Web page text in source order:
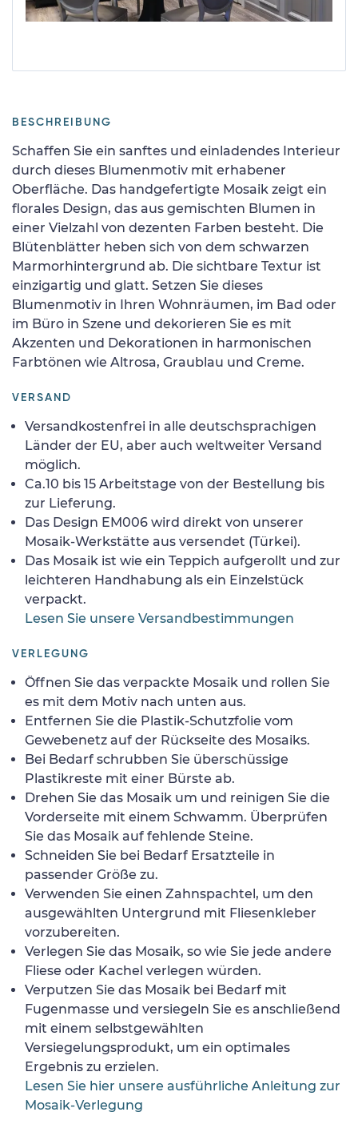
BESCHREIBUNG
Schaffen Sie ein sanftes und einladendes Interieur
durch dieses Blumenmotiv mit erhabener
Oberfläche. Das handgefertigte Mosaik zeigt ein
florales Design, das aus gemischten Blumen in
einer Vielzahl von dezenten Farben besteht. Die
Blütenblätter heben sich von dem schwarzen
Marmorhintergrund ab. Die sichtbare Textur ist
einzigartig und glatt. Setzen Sie dieses
Blumenmotiv in Ihren Wohnräumen, im Bad oder
im Büro in Szene und dekorieren Sie es mit
Akzenten und Dekorationen in harmonischen
Farbtönen wie Altrosa, Graublau und Creme.
VERSAND
Versandkostenfrei in alle deutschsprachigen
Länder der EU, aber auch weltweiter Versand
möglich.
Ca.10 bis 15 Arbeitstage von der Bestellung bis
zur Lieferung.
Das Design EM006 wird direkt von unserer
Mosaik-Werkstätte aus versendet (Türkei).
Das Mosaik ist wie ein Teppich aufgerollt und zur
leichteren Handhabung als ein Einzelstück
verpackt.
Lesen Sie unsere Versandbestimmungen
VERLEGUNG
Öffnen Sie das verpackte Mosaik und rollen Sie
es mit dem Motiv nach unten aus.
Entfernen Sie die Plastik-Schutzfolie vom
Gewebenetz auf der Rückseite des Mosaiks.
Bei Bedarf schrubben Sie überschüssige
Plastikreste mit einer Bürste ab.
Drehen Sie das Mosaik um und reinigen Sie die
Vorderseite mit einem Schwamm. Überprüfen
Sie das Mosaik auf fehlende Steine.
Schneiden Sie bei Bedarf Ersatzteile in
passender Größe zu.
Verwenden Sie einen Zahnspachtel, um den
ausgewählten Untergrund mit Fliesenkleber
vorzubereiten.
Verlegen Sie das Mosaik, so wie Sie jede andere
Fliese oder Kachel verlegen würden.
Verputzen Sie das Mosaik bei Bedarf mit
Fugenmasse und versiegeln Sie es anschließend
mit einem selbstgewählten
Versiegelungsprodukt, um ein optimales
Ergebnis zu erzielen.
Lesen Sie hier unsere ausführliche Anleitung zur
Mosaik-Verlegung